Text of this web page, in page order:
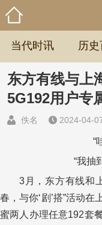
当代时讯 历
东方有线与上
5G192用户专
佚名 2024-04-
“
“我抽
3月，东方有线和
春，与你‘剧’搭”活动
蜜两人办理任意192套